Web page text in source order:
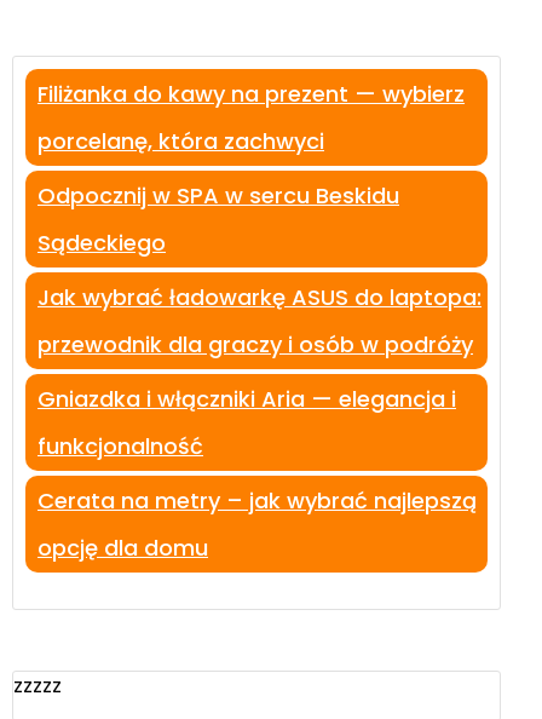
Filiżanka do kawy na prezent — wybierz
porcelanę, która zachwyci
Odpocznij w SPA w sercu Beskidu
Sądeckiego
Jak wybrać ładowarkę ASUS do laptopa:
przewodnik dla graczy i osób w podróży
Gniazdka i włączniki Aria — elegancja i
funkcjonalność
Cerata na metry – jak wybrać najlepszą
opcję dla domu
zzzzz